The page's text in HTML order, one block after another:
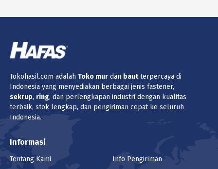
Tokohasil.com adalah Toko mur dan bautterpercaya di
Indonesia yang menyediakan berbagai jenis fastener,
sekrup, ring, dan perlengkapan industri dengan kualitas
terbaik, stok lengkap, dan pengiriman cepat ke seluruh
Indonesia.
Informasi
Tentang Kami
Info Pengiriman